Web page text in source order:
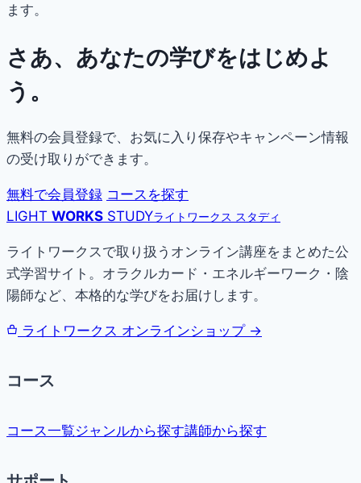
ます。
さあ、あなたの学びをはじめよ
う。
無料の会員登録で、お気に入り保存やキャンペーン情報
の受け取りができます。
無料で会員登録 コースを探す
LIGHT WORKS STUDYライトワークス スタディ
ライトワークスで取り扱うオンライン講座をまとめた公
式学習サイト。オラクルカード・エネルギーワーク・陰
陽師など、本格的な学びをお届けします。
ライトワークス オンラインショップ →
コース
コース一覧ジャンルから探す講師から探す